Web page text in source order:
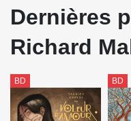
Dernières
Richard
BD BD